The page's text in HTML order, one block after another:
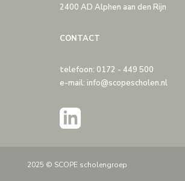
2400 AD Alphen aan den Rijn
CONTACT
telefoon: 0172 - 449 500
e-mail: info@scopescholen.nl
2025 © SCOPE scholengroep